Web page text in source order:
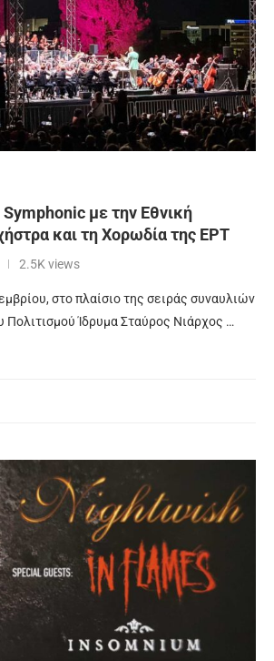
με την Εθνική
και τη Χορωδία της ΕΡΤ
2.5K views
στο πλαίσιο της σειράς συναυλιών
Πολιτισμού Ίδρυμα Σταύρος Νιάρχος …